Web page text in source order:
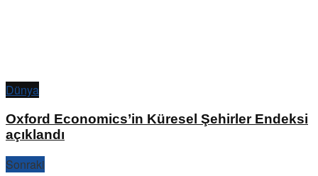
Dünya
Oxford Economics’in Küresel Şehirler Endeksi
açıklandı
Sonraki